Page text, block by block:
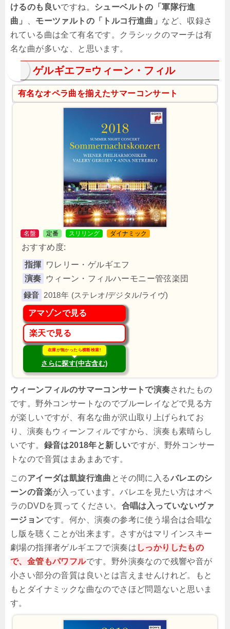
けるのも良いですね。 シューベルトの「軍隊行進
曲」
モーツァルトの「トルコ行進曲」 など、収録さ
れている曲は全て有名です。クラシックのマーチは有
名な曲が多いな、と思います。
ゲルギエフ=ウィーン・フィル
有名なオペラ曲を揃えたサマーコンサート
名盤 定番 スリリング ダイナミック
おすすめ度:
指揮
ワレリー・ゲルギエフ
演奏
ウィーン・フィルハーモニー管弦楽団
2018年 (ステレオ/デジタル/ライヴ)
アマゾンで見る
楽天で見る
在庫が無かったら横断検索!
さらに探す(中古含む)
ウィーンフィルのサマーコンサートで演奏されたもの
です。野外コンサートなのでブルーレイなどで見る方
が楽しいですが、有名な曲が沢山取り上げられてお
り、演奏もウィーンフィルですから、演奏も素晴らし
いです。 録音は2018年と新しいですが、野外コンサー
トなので音質はまあまあです。
このアイーダは凱旋行進曲 とその間に入るバレエのシ
ーンの音楽が入っています。バレエを見たい方はオペ
ラのDVDを買ってください。 合唱は入っていないヴァ
ージョンです。何か、演奏の参考に使う場合は合唱な
し版を聴くことが出来ます。さすがはマリインスキー
劇場の指揮者ゲルギエフで演奏は しっかりしたもの
で、金管もパワフルです。野外演奏なので残響や音が
小さい部分の音質は良いとは言えませんけれど。もと
もとダイナミックな曲なのでさほど問題ないと思いま
す。